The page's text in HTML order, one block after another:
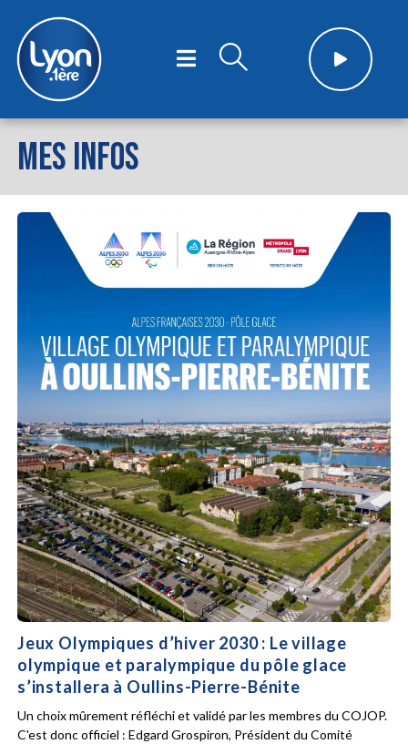
MES INFOS
Jeux Olympiques d’hiver 2030 : Le village
olympique et paralympique du pôle glace
s’installera à Oullins-Pierre-Bénite
Un choix mûrement réfléchi et validé par les membres du COJOP.
C'est donc officiel : Edgard Grospiron, Président du Comité